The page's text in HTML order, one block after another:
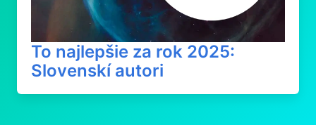
To najlepšie za rok 2025:
Slovenskí autori